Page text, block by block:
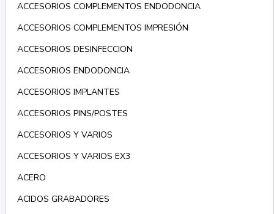
ACCESORIOS COMPLEMENTOS ENDODONCIA
ACCESORIOS COMPLEMENTOS IMPRESIÓN
ACCESORIOS DESINFECCION
ACCESORIOS ENDODONCIA
ACCESORIOS IMPLANTES
ACCESORIOS PINS/POSTES
ACCESORIOS Y VARIOS
ACCESORIOS Y VARIOS EX3
ACERO
ACIDOS GRABADORES